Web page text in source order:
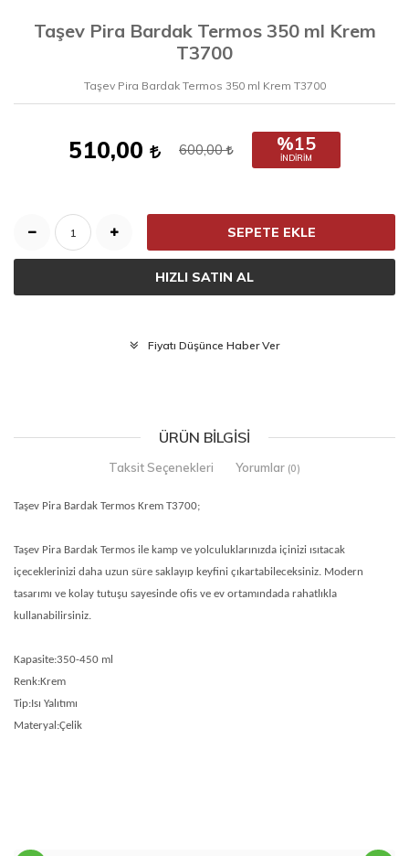
Taşev Pira Bardak Termos 350 ml Krem
T3700
Taşev Pira Bardak Termos 350 ml Krem T3700
510,00 600,00 %15
İNDIRIM
SEPETE EKLE
HIZLI SATIN AL
Fiyatı Düşünce Haber Ver
ÜRÜN BILGISI
Taksit Seçenekleri Yorumlar (0)
Taşev Pira Bardak Termos Krem T3700;
Taşev Pira Bardak Termos ile kamp ve yolculuklarınızda içinizi ısıtacak
içeceklerinizi daha uzun süre saklayıp keyfini çıkartabileceksiniz. Modern
tasarımı ve kolay tutuşu sayesinde ofis ve ev ortamındada rahatlıkla
kullanabilirsiniz.
Kapasite:350-450 ml
Renk:Krem
Tip:Isı Yalıtımı
Materyal:Çelik